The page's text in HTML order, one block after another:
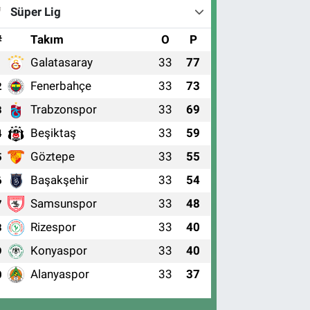
Süper Lig
Takım O P
Galatasaray 33 77
Fenerbahçe 33 73
Trabzonspor 33 69
Beşiktaş 33 59
Göztepe 33 55
Başakşehir 33 54
Samsunspor 33 48
Rizespor 33 40
Konyaspor 33 40
Alanyaspor 33 37